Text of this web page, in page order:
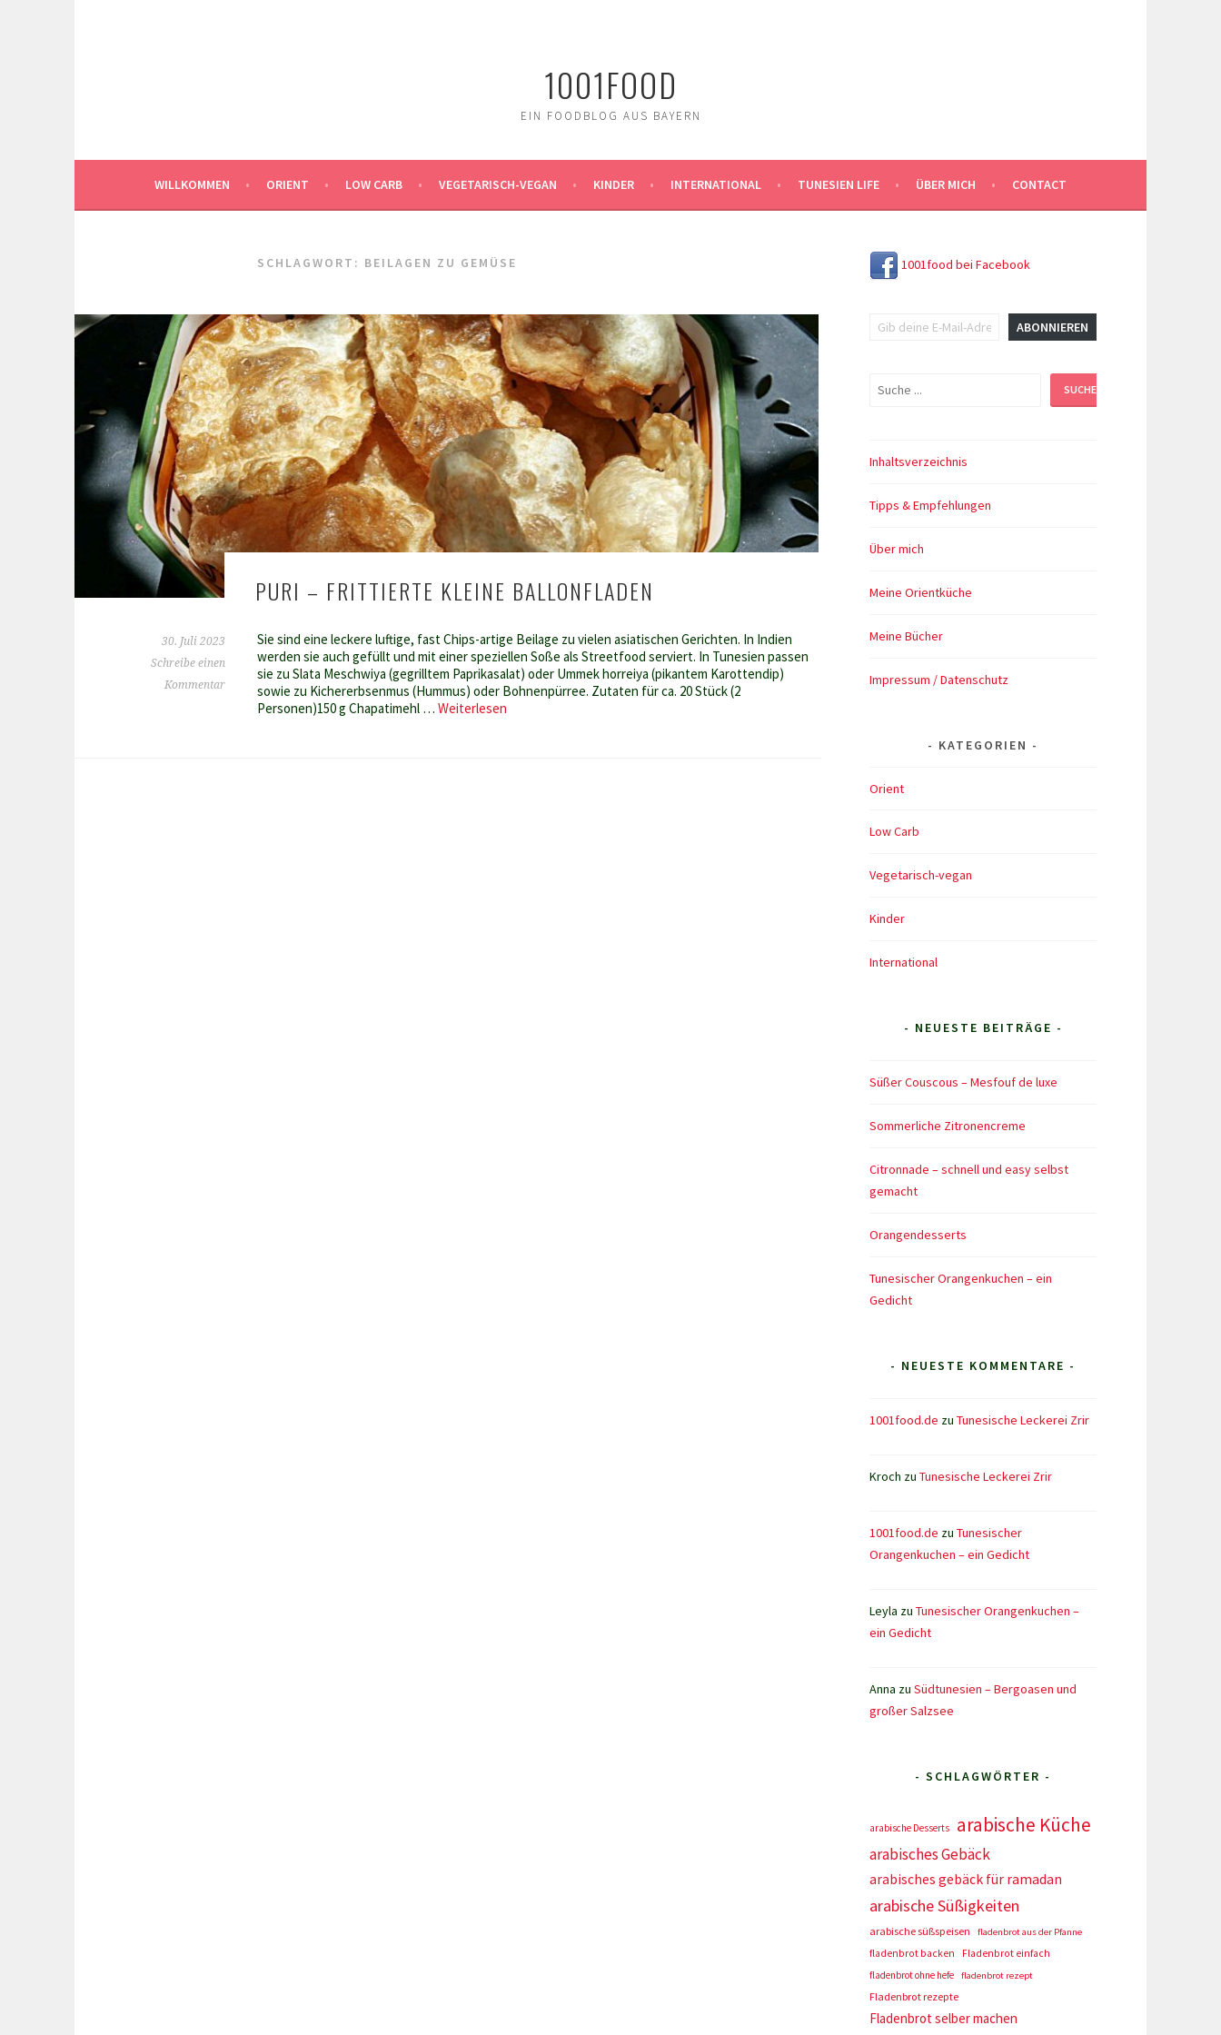
1001FOOD
EIN FOODBLOG AUS BAYERN
WILLKOMMEN ORIENT LOW CARB VEGETARISCH-VEGAN KINDER INTERNATIONAL TUNESIEN LIFE ÜBER MICH CONTACT
SCHLAGWORT: BEILAGEN ZU GEMÜSE
PURI – FRITTIERTE KLEINE BALLONFLADEN
30. Juli 2023
Schreibe einen
Kommentar
Sie sind eine leckere luftige, fast Chips-artige Beilage zu vielen asiatischen Gerichten. In Indien
werden sie auch gefüllt und mit einer speziellen Soße als Streetfood serviert. In Tunesien passen
sie zu Slata Meschwiya (gegrilltem Paprikasalat) oder Ummek horreiya (pikantem Karottendip)
sowie zu Kichererbsenmus (Hummus) oder Bohnenpürree. Zutaten für ca. 20 Stück (2
Personen)150 g Chapatimehl … Weiterlesen
1001food bei Facebook
ABONNIEREN
Suchen SUCHEN
Inhaltsverzeichnis
Tipps & Empfehlungen
Über mich
Meine Orientküche
Meine Bücher
Impressum / Datenschutz
KATEGORIEN
Orient
Low Carb
Vegetarisch-vegan
Kinder
International
- NEUESTE BEITRÄGE -
Süßer Couscous – Mesfouf de luxe
Sommerliche Zitronencreme
Citronnade – schnell und easy selbst
gemacht
Orangendesserts
Tunesischer Orangenkuchen – ein
Gedicht
- NEUESTE KOMMENTARE -
1001food.de zu Tunesische Leckerei Zrir
Kroch zu Tunesische Leckerei Zrir
1001food.de zu Tunesischer
Orangenkuchen – ein Gedicht
Leyla zu Tunesischer Orangenkuchen –
ein Gedicht
Anna zu Südtunesien – Bergoasen und
großer Salzsee
- SCHLAGWÖRTER -
arabische Desserts arabische Küche
arabisches Gebäck
arabisches gebäck für ramadan
arabische Süßigkeiten
arabische süßspeisen fladenbrot aus der Pfanne
fladenbrot backen
Fladenbrot einfach
fladenbrot ohne hefe
fladenbrot rezept
Fladenbrot rezepte
Fladenbrot selber machen